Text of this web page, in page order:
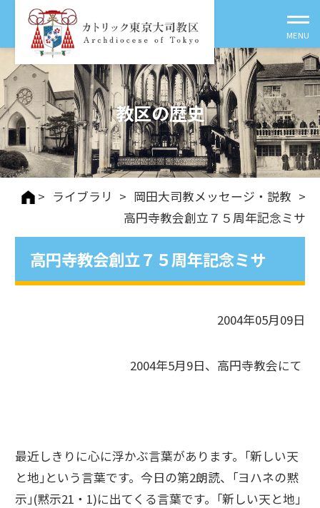
教区の歴史
> ライブラリ > 岡田大司教メッセージ・説教 >
高円寺教会創立７５周年記念ミサ
高円寺教会創立７５周年記念ミサ
2004年05月09日
2004年5月9日、高円寺教会にて
最近しきりに心に浮かぶ言葉があります。｢新しい天
と地｣という言葉です。今日の第2朗読、｢ヨハネの黙
示｣(黙示21・1)に出てくる言葉です。｢新しい天と地｣